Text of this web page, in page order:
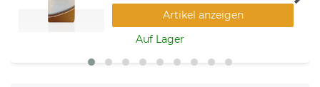
Artikel anzeigen
Auf Lager